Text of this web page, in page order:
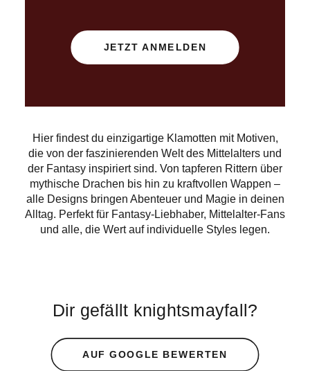
JETZT ANMELDEN
Hier findest du einzigartige Klamotten mit Motiven,
die von der faszinierenden Welt des Mittelalters und
der Fantasy inspiriert sind. Von tapferen Rittern über
mythische Drachen bis hin zu kraftvollen Wappen –
alle Designs bringen Abenteuer und Magie in deinen
Alltag. Perfekt für Fantasy-Liebhaber, Mittelalter-Fans
und alle, die Wert auf individuelle Styles legen.
Dir gefällt knightsmayfall?
AUF GOOGLE BEWERTEN